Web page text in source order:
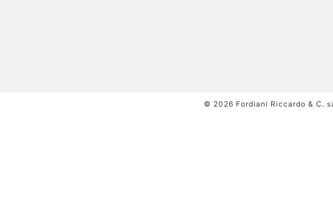
© 2026 Fordiani Riccardo & C.